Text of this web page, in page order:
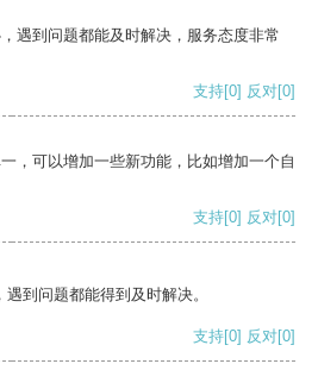
遇到问题都能及时解决，服务态度非常
支持[0] 反对[0]
，可以增加一些新功能，比如增加一个自
支持[0] 反对[0]
到问题都能得到及时解决。
支持[0] 反对[0]